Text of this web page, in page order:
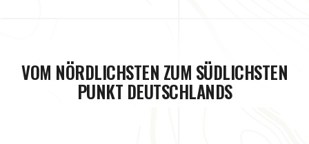
VOM NÖRDLICHSTEN ZUM SÜDLICHSTEN
PUNKT DEUTSCHLANDS